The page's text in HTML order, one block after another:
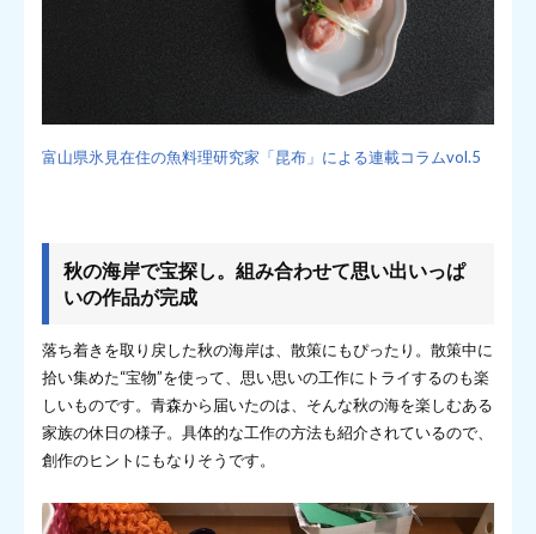
富山県氷見在住の魚料理研究家「昆布」による連載コラムvol.5
秋の海岸で宝探し。組み合わせて思い出いっぱ
いの作品が完成
落ち着きを取り戻した秋の海岸は、散策にもぴったり。散策中に
拾い集めた“宝物”を使って、思い思いの工作にトライするのも楽
しいものです。青森から届いたのは、そんな秋の海を楽しむある
家族の休日の様子。具体的な工作の方法も紹介されているので、
創作のヒントにもなりそうです。